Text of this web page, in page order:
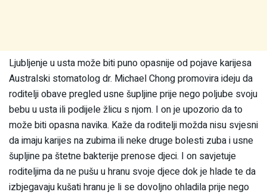
Ljubljenje u usta može biti puno opasnije od pojave karijesa
Australski stomatolog dr. Michael Chong promovira ideju da
roditelji obave pregled usne šupljine prije nego poljube svoju
bebu u usta ili podijele žlicu s njom. I on je upozorio da to
može biti opasna navika. Kaže da roditelji možda nisu svjesni
da imaju karijes na zubima ili neke druge bolesti zuba i usne
šupljine pa štetne bakterije prenose djeci. I on savjetuje
roditeljima da ne pušu u hranu svoje djece dok je hlade te da
izbjegavaju kušati hranu je li se dovoljno ohladila prije nego